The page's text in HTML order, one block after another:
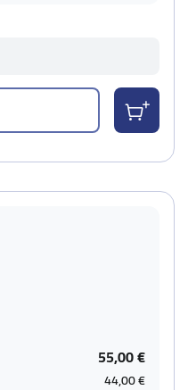
55,00 €
44,00 €